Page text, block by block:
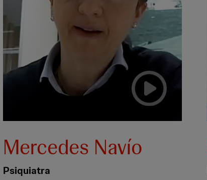
Mercedes Navío
Psiquiatra